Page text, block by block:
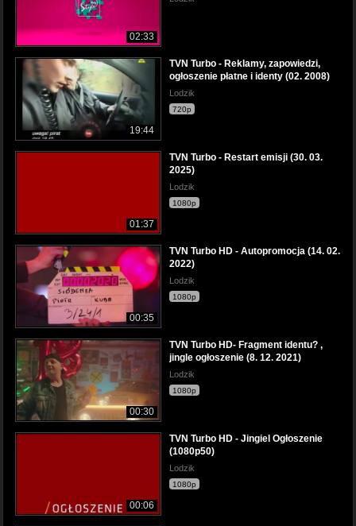
02:33
19:44
TVN Turbo - Reklamy, zapowiedzi,
ogłoszenie płatne i identy (02. 2008)
Lodzik
720p
01:37
TVN Turbo - Restart emisji (30. 03.
2025)
Lodzik
1080p
00:35
TVN Turbo HD - Autopromocja (14. 02.
2022)
Lodzik
1080p
00:30
TVN Turbo HD- Fragment identu? ,
jingle ogłoszenie (8. 12. 2021)
Lodzik
1080p
00:06
TVN Turbo HD - Jingiel Ogłoszenie
(1080p50)
Lodzik
1080p